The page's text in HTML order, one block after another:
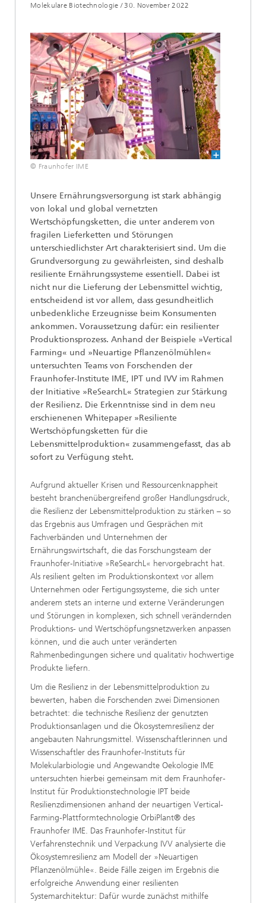
Molekulare Biotechnologie / 30. November 2022
© Fraunhofer IME
Unsere Ernährungsversorgung ist stark abhängig
von lokal und global vernetzten
Wertschöpfungsketten, die unter anderem von
fragilen Lieferketten und Störungen
unterschiedlichster Art charakterisiert sind. Um die
Grundversorgung zu gewährleisten, sind deshalb
resiliente Ernährungssysteme essentiell. Dabei ist
nicht nur die Lieferung der Lebensmittel wichtig,
entscheidend ist vor allem, dass gesundheitlich
unbedenkliche Erzeugnisse beim Konsumenten
ankommen. Voraussetzung dafür: ein resilienter
Produktionsprozess. Anhand der Beispiele »Vertical
Farming« und »Neuartige Pflanzenölmühlen«
untersuchten Teams von Forschenden der
Fraunhofer-Institute IME, IPT und IVV im Rahmen
der Initiative »ReSearchL« Strategien zur Stärkung
der Resilienz. Die Erkenntnisse sind in dem neu
erschienenen Whitepaper »Resiliente
Wertschöpfungsketten für die
Lebensmittelproduktion« zusammengefasst, das ab
sofort zu Verfügung steht.
Aufgrund aktueller Krisen und Ressourcenknappheit
besteht branchenübergreifend großer Handlungsdruck,
die Resilienz der Lebensmittelproduktion zu stärken – so
das Ergebnis aus Umfragen und Gesprächen mit
Fachverbänden und Unternehmen der
Ernährungswirtschaft, die das Forschungsteam der
Fraunhofer-Initiative »ReSearchL« hervorgebracht hat.
Als resilient gelten im Produktionskontext vor allem
Unternehmen oder Fertigungssysteme, die sich unter
anderem stets an interne und externe Veränderungen
und Störungen in komplexen, sich schnell verändernden
Produktions- und Wertschöpfungsnetzwerken anpassen
können, und die auch unter veränderten
Rahmenbedingungen sichere und qualitativ hochwertige
Produkte liefern.
Um die Resilienz in der Lebensmittelproduktion zu
bewerten, haben die Forschenden zwei Dimensionen
betrachtet: die technische Resilienz der genutzten
Produktionsanlagen und die Ökosystemresilienz der
angebauten Nahrungsmittel. Wissenschaftlerinnen und
Wissenschaftler des Fraunhofer-Instituts für
Molekularbiologie und Angewandte Oekologie IME
untersuchten hierbei gemeinsam mit dem Fraunhofer-
Institut für Produktionstechnologie IPT beide
Resilienzdimensionen anhand der neuartigen Vertical-
Farming-Plattformtechnologie OrbiPlant® des
Fraunhofer IME. Das Fraunhofer-Institut für
Verfahrenstechnik und Verpackung IVV analysierte die
Ökosystemresilienz am Modell der »Neuartigen
Pflanzenölmühle«. Beide Fälle zeigen im Ergebnis die
erfolgreiche Anwendung einer resilienten
Systemarchitektur: Dafür wurde zunächst mithilfe